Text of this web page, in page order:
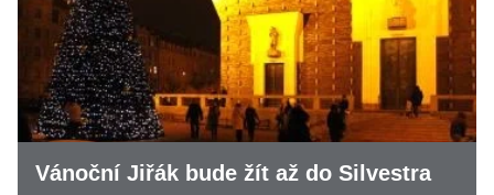
Vánoční Jiřák bude žít až do Silvestra